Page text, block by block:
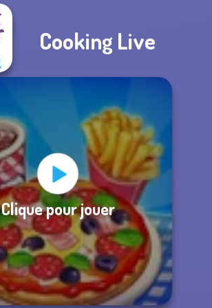
Cooking Live
Clique pour jouer